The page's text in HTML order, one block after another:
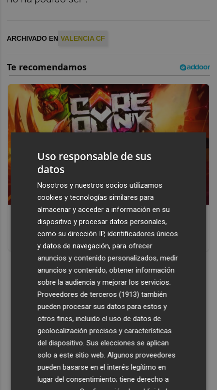
ARCHIVADO EN VALENCIA CF
Corepunk MMORPG
Un verdadero MMORPG de la vieja escuela ¡Cómo los de
antes, pero mejor!
DISCOVER WITH
Uso responsable de sus
datos
Nosotros y nuestros socios utilizamos
cookies y tecnologías similares para
almacenar y acceder a información en su
dispositivo y procesar datos personales,
como su dirección IP, identificadores únicos
y datos de navegación, para ofrecer
anuncios y contenido personalizados, medir
anuncios y contenido, obtener información
sobre la audiencia y mejorar los servicios.
Proveedores de terceros (1913) también
pueden procesar sus datos para estos y
otros fines, incluido el uso de datos de
geolocalización precisos y características
del dispositivo. Sus elecciones se aplican
solo a este sitio web. Algunos proveedores
pueden basarse en el interés legítimo en
lugar del consentimiento; tiene derecho a